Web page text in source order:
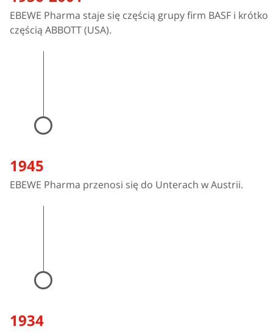
EBEWE Pharma staje się częścią grupy firm BASF i krótko
częścią ABBOTT (USA).
1945
EBEWE Pharma przenosi się do Unterach w Austrii.
1934